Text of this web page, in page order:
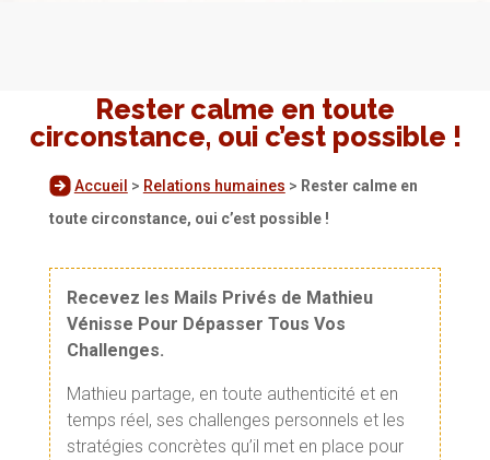
Rester calme en toute
circonstance, oui c’est possible !
Accueil > Relations humaines > Rester calme en
toute circonstance, oui c’est possible !
Recevez les Mails Privés de Mathieu
Vénisse Pour Dépasser Tous Vos
Challenges.
Mathieu partage, en toute authenticité et en
temps réel, ses challenges personnels et les
stratégies concrètes qu’il met en place pour